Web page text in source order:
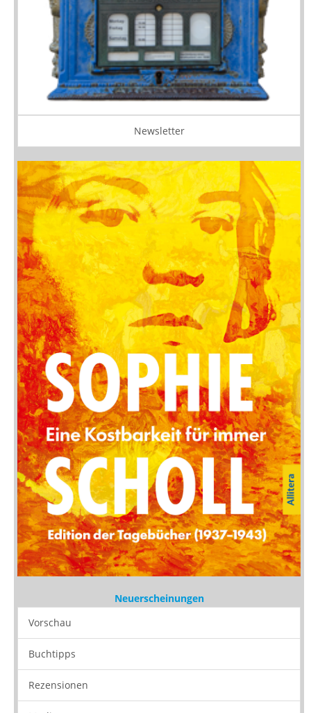
Newsletter
Vorschau
Buchtipps
Rezensionen
Medien